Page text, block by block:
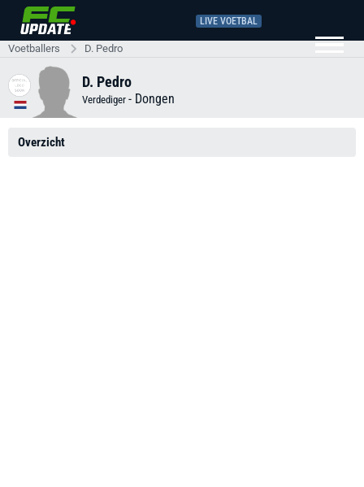
LIVE VOETBAL
Voetballers D. Pedro
D. Pedro
Verdediger - Dongen
Overzicht